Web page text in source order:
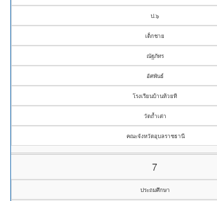
ป.๖
เด็กชาย
ณัฐภัทร
อัศพันธ์
โรงเรียนบ้านห้วยที
วัดถ้ำเต่า
คณะจังหวัดอุบลราชธานี
7
ประถมศึกษา